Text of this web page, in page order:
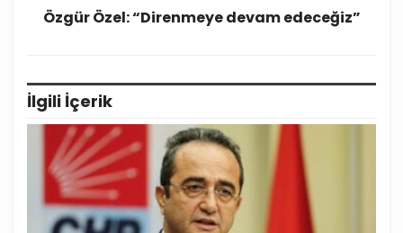
Özgür Özel: “Direnmeye devam edeceğiz”
İlgili İçerik